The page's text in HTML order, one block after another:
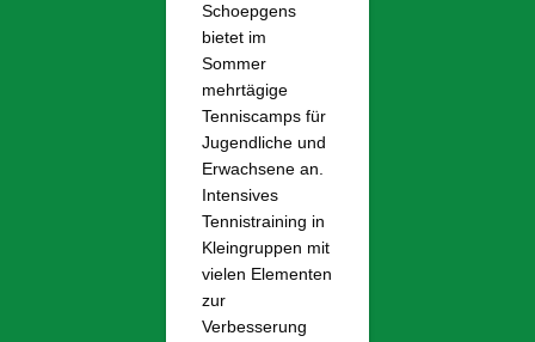
Schoepgens
bietet im
Sommer
mehrtägige
Tenniscamps für
Jugendliche und
Erwachsene an.
Intensives
Tennistraining in
Kleingruppen mit
vielen Elementen
zur
Verbesserung